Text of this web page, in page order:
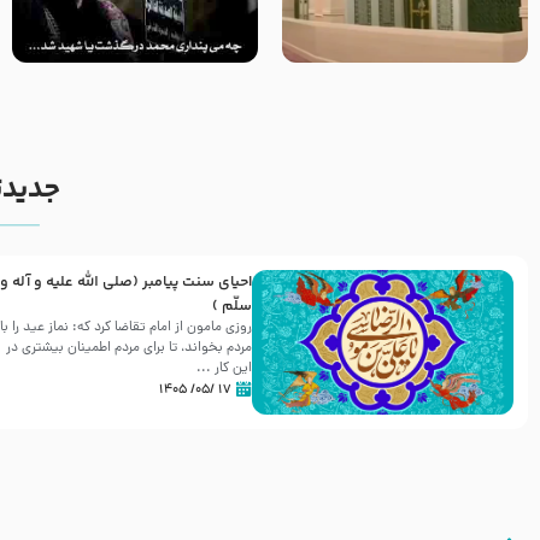
زیارت پیامبر اکرم صلی الله علیه و
مرگ یا قتل – ملا باسم کربلایی
احیای سنت پیامبر (صلی الله علیه و آله و
سلّم )
روزی مامون از امام تقاضا کرد که: نماز عید را با
مردم بخواند، تا برای مردم اطمینان بیشتری در
این کار ...
۱۷ /۰۵/ ۱۴۰۵